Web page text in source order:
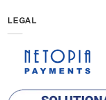
LEGAL